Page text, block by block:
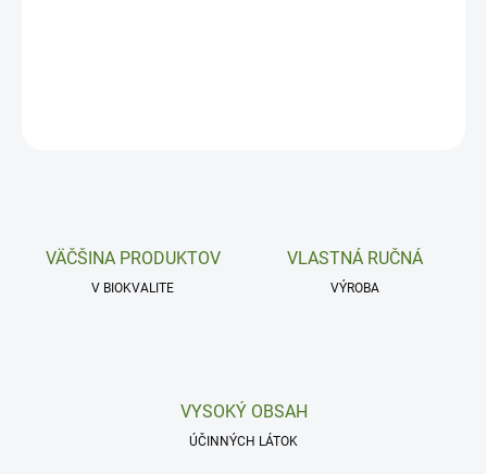
VÄČŠINA PRODUKTOV
V BIOKVALITE
VLASTNÁ RUČNÁ
VÝROBA
VYSOKÝ OBSAH
ÚČINNÝCH LÁTOK